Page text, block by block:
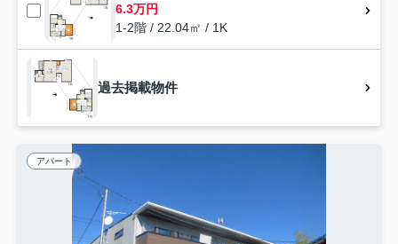
6.3万円
1-2階 / 22.04㎡ / 1K
過去掲載物件
アパート